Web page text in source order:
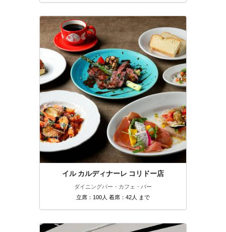
イル カルディナーレ コリドー店
ダイニングバー・カフェ・バー
立席：100人 着席：42人 まで